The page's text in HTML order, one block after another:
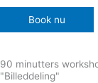
Book nu
90 minutters
"Billeddeling"